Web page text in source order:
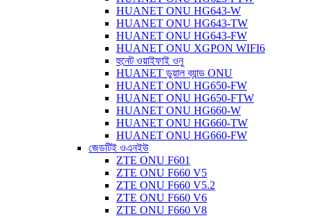
HUANET ONU HG643-W
HUANET ONU HG643-TW
HUANET ONU HG643-FW
HUANET ONU XGPON WIFI6
হুনেট ওয়াইফাই ওনু
HUANET ডুয়াল ব্যান্ড ONU
HUANET ONU HG650-FW
HUANET ONU HG650-FTW
HUANET ONU HG660-W
HUANET ONU HG660-TW
HUANET ONU HG660-FW
জেডটিই ওএনইউ
ZTE ONU F601
ZTE ONU F660 V5
ZTE ONU F660 V5.2
ZTE ONU F660 V6
ZTE ONU F660 V8